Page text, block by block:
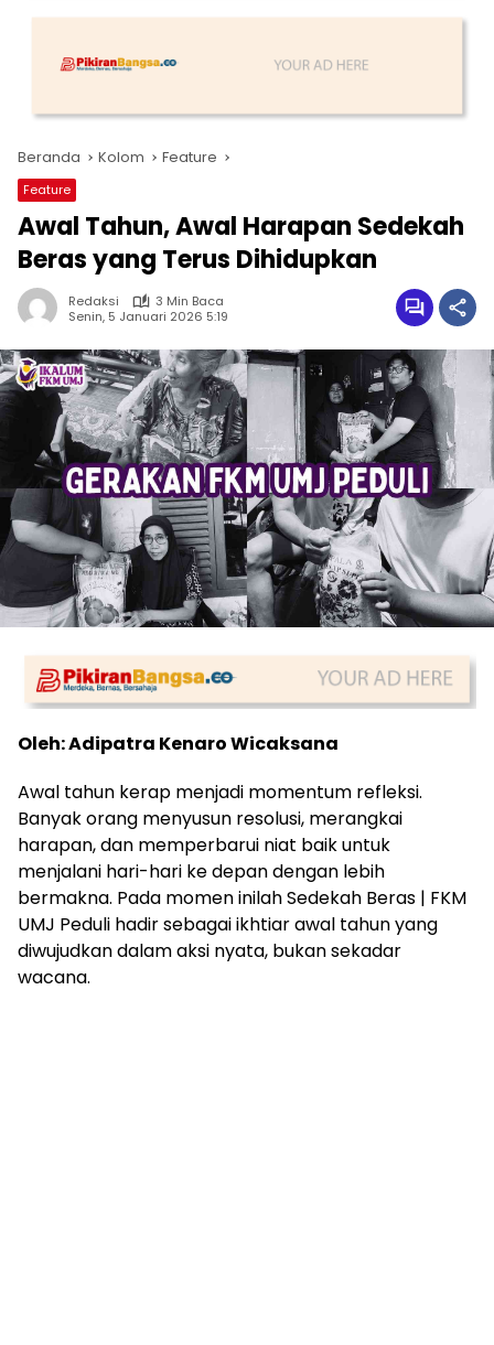
Beranda Kolom Feature
Feature
Awal Tahun, Awal Harapan Sedekah
Beras yang Terus Dihidupkan
Redaksi
3 Min Baca
Senin, 5 Januari 2026 5:19
Oleh: Adipatra Kenaro Wicaksana
Awal tahun kerap menjadi momentum refleksi.
Banyak orang menyusun resolusi, merangkai
harapan, dan memperbarui niat baik untuk
menjalani hari-hari ke depan dengan lebih
bermakna. Pada momen inilah Sedekah Beras | FKM
UMJ Peduli hadir sebagai ikhtiar awal tahun yang
diwujudkan dalam aksi nyata, bukan sekadar
wacana.